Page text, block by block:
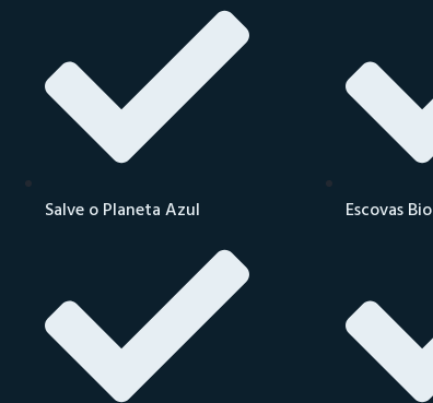
Salve o Planeta Azul Escovas Bio